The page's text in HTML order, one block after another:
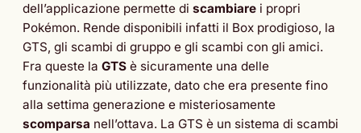
dell’applicazione permette di scambiare i propri
Pokémon. Rende disponibili infatti il Box prodigioso, la
GTS, gli scambi di gruppo e gli scambi con gli amici.
Fra queste la GTS è sicuramente una delle
funzionalità più utilizzate, dato che era presente fino
alla settima generazione e misteriosamente
scomparsa nell’ottava. La GTS è un sistema di scambi